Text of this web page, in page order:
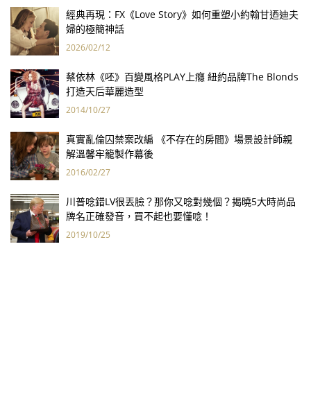
經典再現：FX《Love Story》如何重塑小約翰甘迺迪夫
婦的極簡神話
2026/02/12
蔡依林《呸》百變風格PLAY上癮 紐約品牌The Blonds
打造天后華麗造型
2014/10/27
真實亂倫囚禁案改編 《不存在的房間》場景設計師親
解溫馨牢籠製作幕後
2016/02/27
川普唸錯LV很丟臉？那你又唸對幾個？揭曉5大時尚品
牌名正確發音，買不起也要懂唸！
2019/10/25